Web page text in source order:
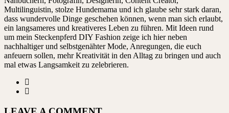
Multilinguistin, stolze Hundemama und ich glaube sehr stark daran,
dass wundervolle Dinge geschehen können, wenn man sich erlaubt,
ein langsameres und kreativeres Leben zu führen. Mit Ideen rund
um mein Steckenpferd DIY Fashion zeige ich hier neben
nachhaltiger und selbstgenähter Mode, Anregungen, die euch
anfeuern sollen, mehr Kreativität in den Alltag zu bringen und auch
mal etwas Langsamkeit zu zelebrieren.